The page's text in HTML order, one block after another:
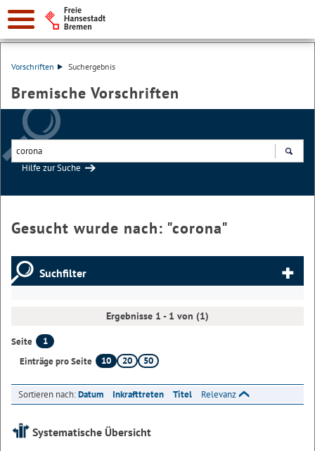
Vorschriften Suchergebnis
Bremische Vorschriften
Hilfe zur Suche
Gesucht wurde nach: "corona"
Suchfilter
Ergebnisse 1 - 1 von (1)
Seite
1
Einträge pro Seite
10 20 50
Sortieren nach:Datum Inkrafttreten Titel Relevanz
Systematische Übersicht